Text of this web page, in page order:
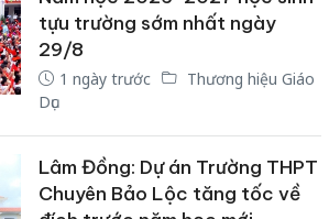
tựu trường sớm nhất ngày
29/8
1 ngày trước
Thương hiệu Giáo
Dục
Lâm Đồng: Dự án Trường THPT
Chuyên Bảo Lộc tăng tốc về